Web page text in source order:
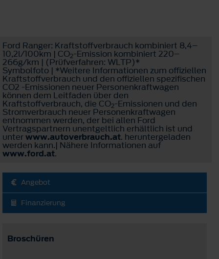
Ford Ranger: Kraftstoffverbrauch kombiniert 8,4–
10,2l/100km | CO2-Emission kombiniert 220–
266g/km | (Prüfverfahren: WLTP)*
Symbolfoto | *Weitere Informationen zum offiziellen
Kraftstoffverbrauch und den offiziellen spezifischen
CO2 -Emissionen neuer Personenkraftwagen
können dem Leitfaden über den
Kraftstoffverbrauch, die CO2-Emissionen und den
Stromverbrauch neuer Personenkraftwagen
entnommen werden, der bei allen Ford
Vertragspartnern unentgeltlich erhältlich ist und
unterwww.autoverbrauch.at. heruntergeladen
werden kann.| Nähere Informationen auf
www.ford.at.
Angebot
Finanzierung
Broschüren